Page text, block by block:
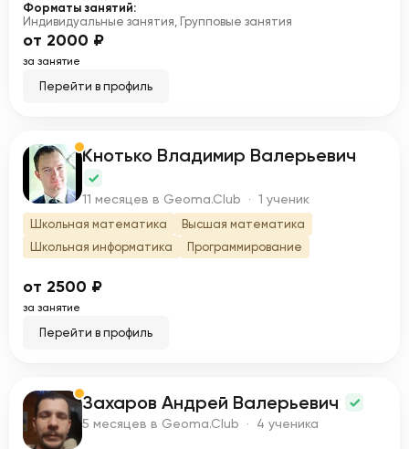
Форматы занятий:
Индивидуальные занятия, Групповые занятия
от 2000 ₽
за занятие
Перейти в профиль
К Кнотько Владимир Валерьевич
11 месяцев в Geoma.Club · 1 ученик
Школьная математика
Высшая математика
Школьная информатика
Программирование
от 2500 ₽
за занятие
Перейти в профиль
З Захаров Андрей Валерьевич
5 месяцев в Geoma.Club · 4 ученика